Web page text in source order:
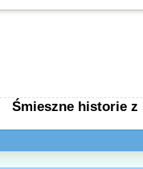
Śmieszne historie z